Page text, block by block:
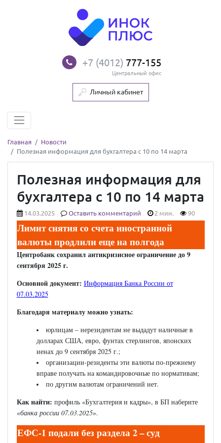
+7 (4012) 777-155
Центральный офис
Личный кабинет
Главная
Новости
Полезная информация для бухгалтера с 10 по 14 марта
Полезная информация для
бухгалтера с 10 по 14 марта
14.03.2025 Оставить комментарий 2 мин. 90
Лимитснятия со счета иностранной
валюты продлили еще на полгода
Центробанк сохранил антикризисное ограничение до 9
сентября 2025 г.
Основной документ: Информация Банка России от
07.03.2025
Благодаря материалу можно узнать:
юрлицам – нерезидентам не выдадут наличные в
долларах США, евро, фунтах стерлингов, японских
иенах до 9 сентября 2025 г.;
организации-резиденты эти валюты по-прежнему
вправе получать на командировочные по нормативам;
по другим валютам ограничений нет.
Как найти: профиль «Бухгалтерия и кадры», в БП наберите
«банка россии 07.03.2025».
ЕФС-1 подали без раздела 2 – суд